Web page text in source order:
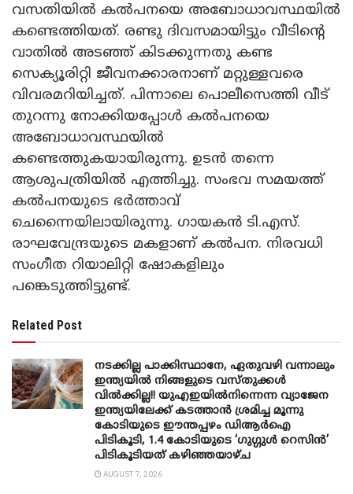
വസതിയിൽ കൽപനയെ അബോധാവസ്ഥയിൽ
കണ്ടെത്തിയത്. രണ്ടു ദിവസമായിട്ടും വീടിന്റെ
വാതിൽ അടഞ്ഞ് കിടക്കുന്നതു കണ്ട
സെക്യൂരിറ്റി ജീവനക്കാരനാണ് മറ്റുള്ളവരെ
വിവരമറിയിച്ചത്. പിന്നാലെ പൊലീസെത്തി വീട്
തുറന്നു നോക്കിയപ്പോൾ കൽപനയെ
അബോധാവസ്ഥയിൽ
കണ്ടെത്തുകയായിരുന്നു. ഉടൻ തന്നെ
ആശുപത്രിയിൽ എത്തിച്ചു. സംഭവ സമയത്ത്
കൽപനയുടെ ഭർത്താവ്
ചെന്നൈയിലായിരുന്നു. ഗായകൻ ടി.എസ്.
രാഘവേന്ദ്രയുടെ മകളാണ് കൽപന. നിരവധി
സംഗീത റിയാലിറ്റി ഷോകളിലും
പങ്കെടുത്തിട്ടുണ്ട്.
Related Post
നടക്കില്ല പാക്കിസ്ഥാനേ, ഏതുവഴി വന്നാലും
ഇന്ത്യയിൽ നിങ്ങളുടെ വസ്തുക്കൾ
വിൽക്കില്ല!! യുഎഇയിൽനിന്നെന്ന വ്യാജേന
ഇന്ത്യയിലേക്ക് കടത്താൻ ശ്രമിച്ച മൂന്നു
കോടിയുടെ ഈന്തപ്പഴം ഡിആർഐ
പിടികൂടി, 1.4 കോടിയുടെ ‘ഗുഗ്ഗുൾ റെസിൻ’
പിടികൂടിയത് കഴിഞ്ഞയാഴ്ച
AUGUST 7, 2026